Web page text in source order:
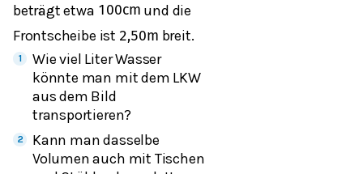
beträgt etwa 100cm und die
Frontscheibe ist 2,50m breit.
Wie viel Liter Wasser
könnte man mit dem LKW
aus dem Bild
transportieren?
Kann man dasselbe
Volumen auch mit Tischen